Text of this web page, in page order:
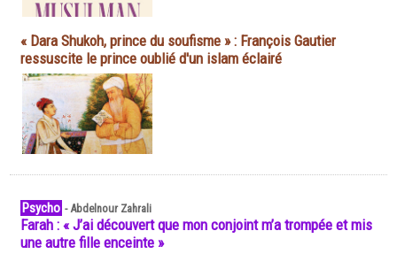
« Dara Shukoh, prince du soufisme » : François Gautier
ressuscite le prince oublié d'un islam éclairé
Psycho -Abdelnour Zahrali
Farah : « J’ai découvert que mon conjoint m’a trompée et mis
une autre fille enceinte »